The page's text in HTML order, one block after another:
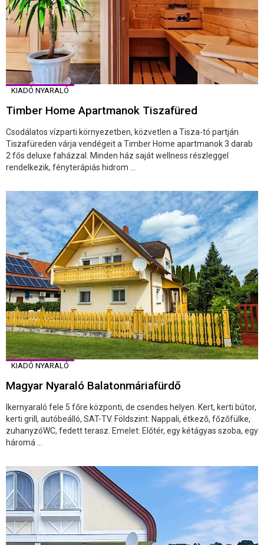
KIADÓ NYARALÓ
Timber Home Apartmanok Tiszafüred
Csodálatos vízparti környezetben, közvetlen a Tisza-tó partján
Tiszafüreden várja vendégeit a Timber Home apartmanok 3 darab
2 fős deluxe faházzal. Minden ház saját wellness részleggel
rendelkezik, fényterápiás hidrom ...
KIADÓ NYARALÓ
Magyar Nyaraló Balatonmáriafürdő
Ikernyaraló fele 5 főre központi, de csendes helyen. Kert, kerti bútor,
kerti grill, autóbeálló, SAT-TV. Földszint: Nappali, étkező, főzőfülke,
zuhanyzóWC, fedett terasz. Emelet: Előtér, egy kétágyas szoba, egy
háromá ...